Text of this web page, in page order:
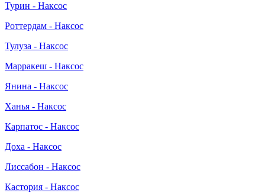
Турин - Наксос
Роттердам - Наксос
Тулуза - Наксос
Марракеш - Наксос
Янина - Наксос
Ханья - Наксос
Карпатос - Наксос
Доха - Наксос
Лиссабон - Наксос
Кастория - Наксос